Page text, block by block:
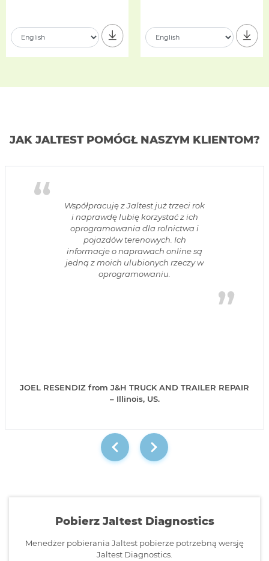
JAK JALTEST POMÓGŁ NASZYM KLIENTOM?
Współpracuję z Jaltest już trzeci rok
i naprawdę lubię korzystać z ich
oprogramowania dla rolnictwa i
pojazdów terenowych. Ich
informacje o naprawach online są
jedną z moich ulubionych rzeczy w
oprogramowaniu.
JOEL RESENDIZ from J&H TRUCK AND TRAILER REPAIR
– Illinois, US.
Pobierz Jaltest Diagnostics
Menedżer pobierania Jaltest pobierze potrzebną wersję
Jaltest Diagnostics.